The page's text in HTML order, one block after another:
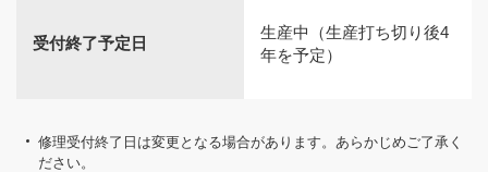
受付終了予定日
生産中（生産打ち切り後4
年を予定）
修理受付終了日は変更となる場合があります。あらかじめご了承く
ださい。